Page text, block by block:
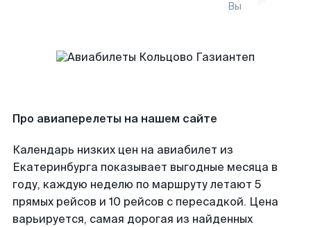
Вы
Про авиаперелеты на нашем сайте
Календарь низких цен на авиабилет из
Екатеринбурга показывает выгодные месяца в
году, каждую неделю по маршруту летают 5
прямых рейсов и 10 рейсов с пересадкой. Цена
варьируется, самая дорогая из найденных